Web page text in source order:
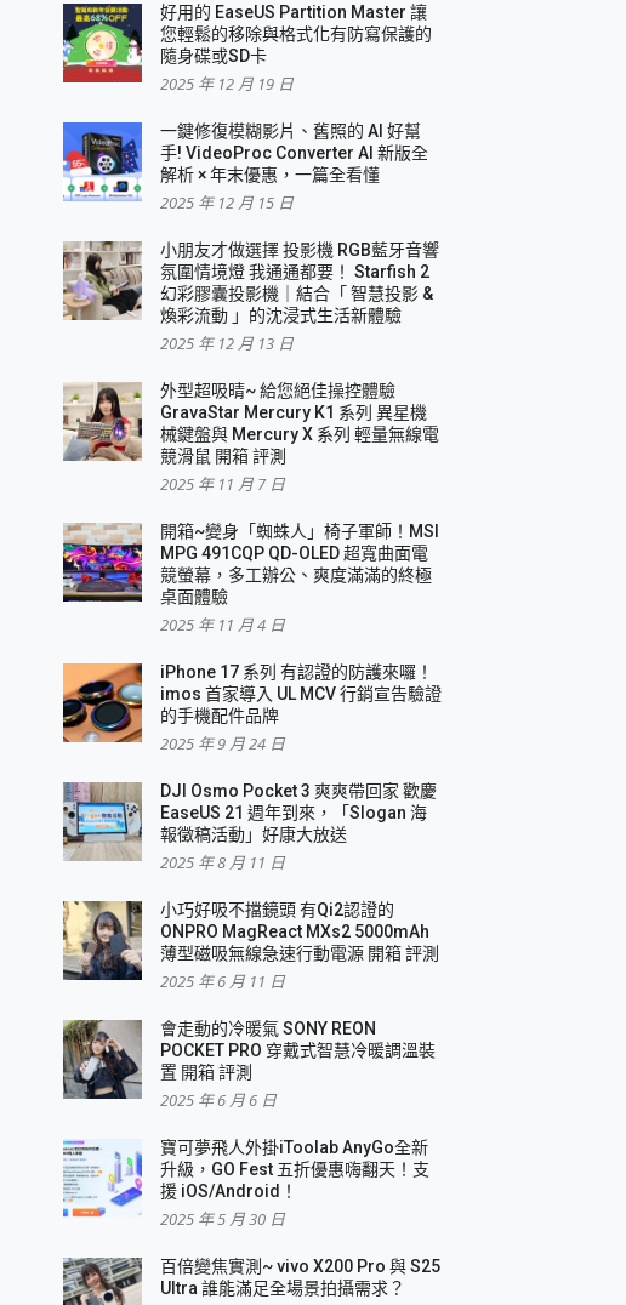
好用的 EaseUS Partition Master 讓
您輕鬆的移除與格式化有防寫保護的
隨身碟或SD卡
2025 年 12 月 19 日
一鍵修復模糊影片、舊照的 AI 好幫
手! VideoProc Converter AI 新版全
解析 × 年末優惠，一篇全看懂
2025 年 12 月 15 日
小朋友才做選擇 投影機 RGB藍牙音響
氛圍情境燈 我通通都要！ Starfish 2
幻彩膠囊投影機｜結合「 智慧投影 &
煥彩流動 」的沈浸式生活新體驗
2025 年 12 月 13 日
外型超吸晴~ 給您絕佳操控體驗
GravaStar Mercury K1 系列 異星機
械鍵盤與 Mercury X 系列 輕量無線電
競滑鼠 開箱 評測
2025 年 11 月 7 日
開箱~變身「蜘蛛人」椅子軍師！MSI
MPG 491CQP QD-OLED 超寬曲面電
競螢幕，多工辦公、爽度滿滿的終極
桌面體驗
2025 年 11 月 4 日
iPhone 17 系列 有認證的防護來囉！
imos 首家導入 UL MCV 行銷宣告驗證
的手機配件品牌
2025 年 9 月 24 日
DJI Osmo Pocket 3 爽爽帶回家 歡慶
EaseUS 21 週年到來，「Slogan 海
報徵稿活動」好康大放送
2025 年 8 月 11 日
小巧好吸不擋鏡頭 有Qi2認證的
ONPRO MagReact MXs2 5000mAh
薄型磁吸無線急速行動電源 開箱 評測
2025 年 6 月 11 日
會走動的冷暖氣 SONY REON
POCKET PRO 穿戴式智慧冷暖調溫裝
置 開箱 評測
2025 年 6 月 6 日
寶可夢飛人外掛iToolab AnyGo全新
升級，GO Fest 五折優惠嗨翻天！支
援 iOS/Android！
2025 年 5 月 30 日
百倍變焦實測~ vivo X200 Pro 與 S25
Ultra 誰能滿足全場景拍攝需求？